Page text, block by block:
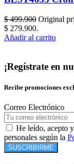
$499.900 Original
$ 279.900.
Añadir al carrito
¡Regístrate en
Recibe promociones
Correo Electrónico
He leído, acepto
personales según la
SUSCRIBIRME